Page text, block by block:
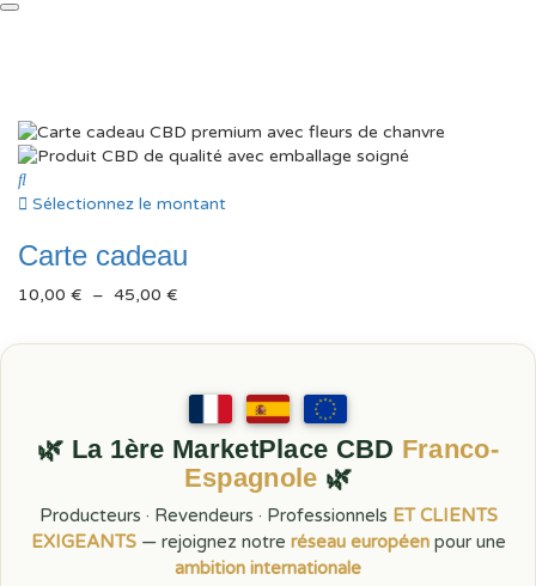
Sélectionnez le montant
Carte cadeau
10,00 € – 45,00 €
prix :
🌿 La 1ère MarketPlace CBD Franco-
Espagnole 🌿
Producteurs · Revendeurs · Professionnels ET CLIENTS
EXIGEANTS— rejoignez notre réseau européenpour une
ambition internationale